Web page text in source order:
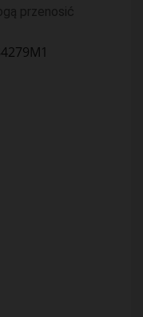
przenosić